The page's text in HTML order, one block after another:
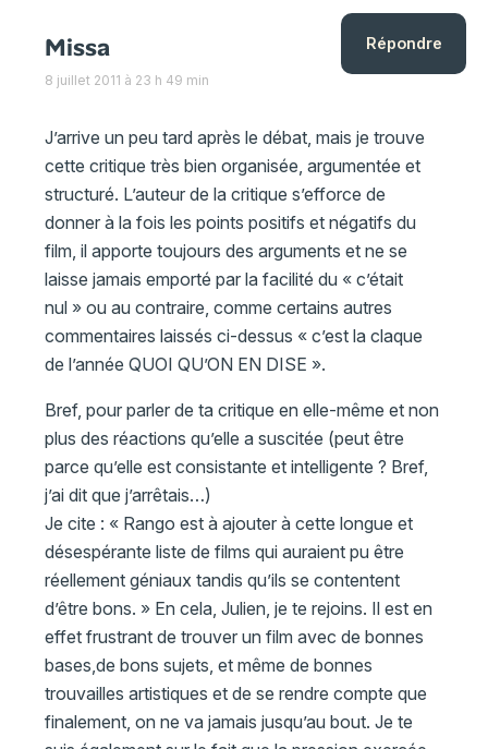
Missa
8 juillet 2011 à 23 h 49 min
J’arrive un peu tard après le débat, mais je trouve
cette critique très bien organisée, argumentée et
structuré. L’auteur de la critique s’efforce de
donner à la fois les points positifs et négatifs du
film, il apporte toujours des arguments et ne se
laisse jamais emporté par la facilité du « c’était
nul » ou au contraire, comme certains autres
commentaires laissés ci-dessus « c’est la claque
de l’année QUOI QU’ON EN DISE ».
Bref, pour parler de ta critique en elle-même et non
plus des réactions qu’elle a suscitée (peut être
parce qu’elle est consistante et intelligente ? Bref,
j’ai dit que j’arrêtais…)
Je cite : « Rango est à ajouter à cette longue et
désespérante liste de films qui auraient pu être
réellement géniaux tandis qu’ils se contentent
d’être bons. » En cela, Julien, je te rejoins. Il est en
effet frustrant de trouver un film avec de bonnes
bases,de bons sujets, et même de bonnes
trouvailles artistiques et de se rendre compte que
finalement, on ne va jamais jusqu’au bout. Je te
Répondre